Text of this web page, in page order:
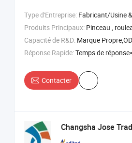
Type d'Entreprise: Fabricant/Usine & Société
Produits Principaux: Pinceau , rouleau , pinceau pour plafond , pinceau
Capacité de R&D: Marque
Réponse Rapide:Temps de
Contacter
Changsha Jose